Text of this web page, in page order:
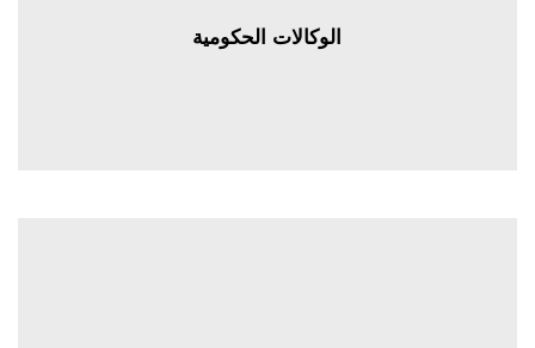
الوكالات الحكومية